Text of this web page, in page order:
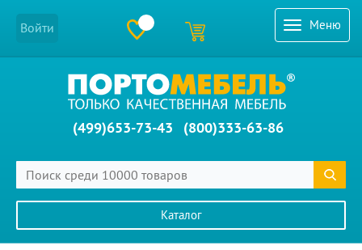
Меню
Войти
(499)653-73-43 (800)333-63-86
Каталог